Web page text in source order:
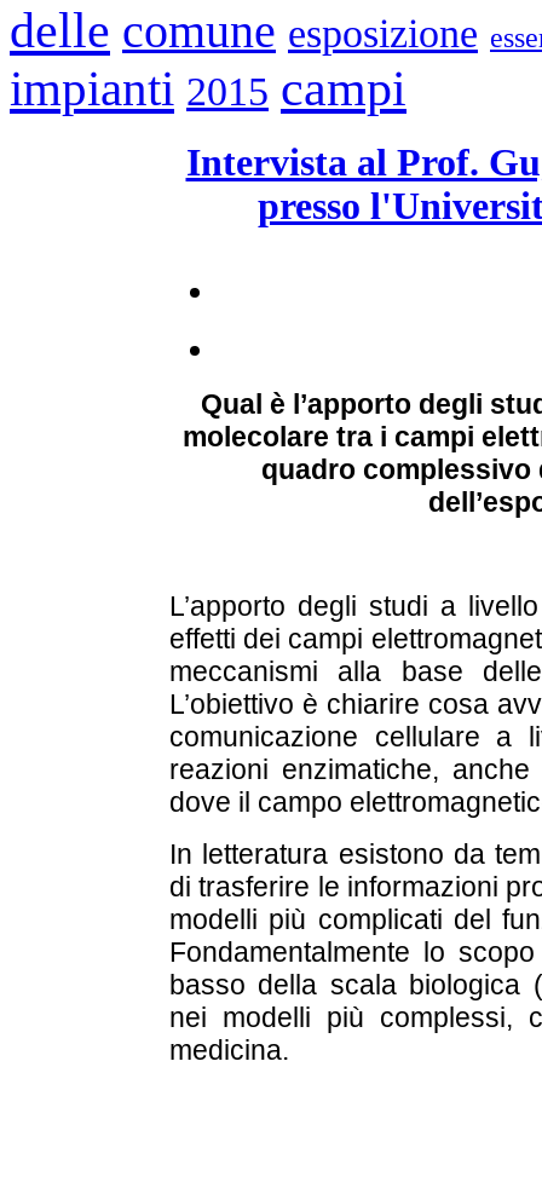
delle comune esposizione
impianti 2015 campi
Intervista al Prof.
presso
Qual è l’apporto degli
molecolare tra i campi
quadro
L’apporto degli studi a
effetti dei campi
meccanismi alla base
L’obiettivo è chiarire cosa
comunicazione cellulare a
reazioni enzimatiche,
dove il campo
In letteratura esistono da
di trasferire le informazioni
modelli più complicati del
Fondamentalmente lo
basso della scala biologica
nei modelli più complessi,
medicina.